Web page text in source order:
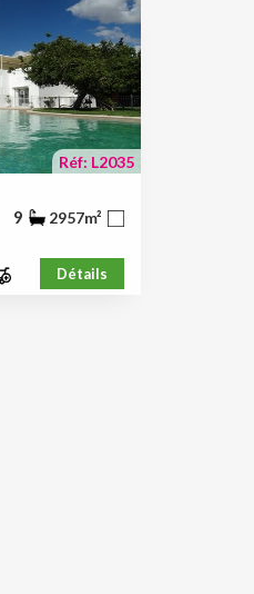
Réf: L2035
9 2957m²
Détails